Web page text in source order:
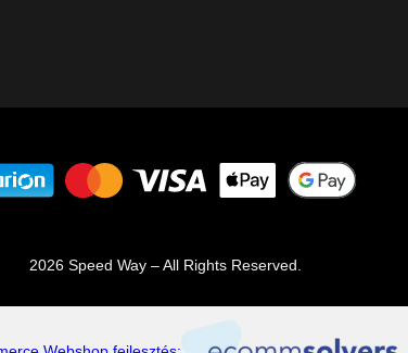
2026 Speed Way – All Rights Reserved.